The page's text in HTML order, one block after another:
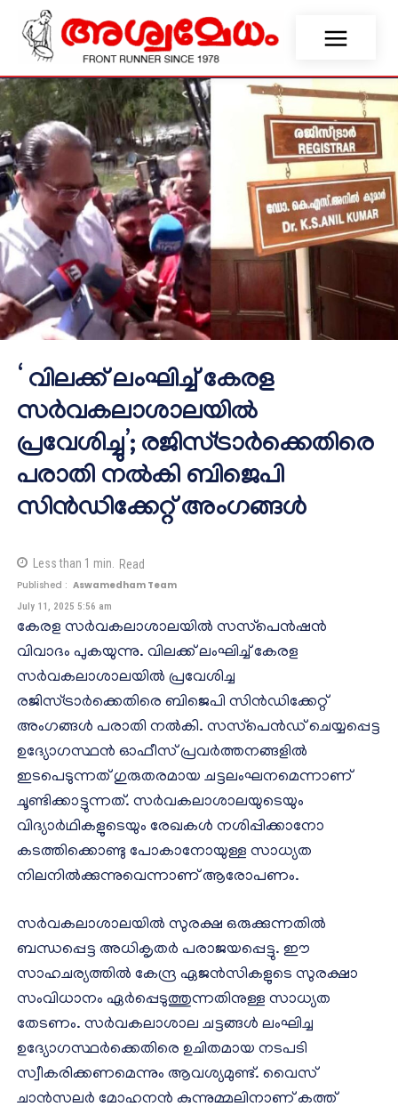
‘ വിലക്ക് ലംഘിച്ച് കേരള
സര്‍വകലാശാലയില്‍
പ്രവേശിച്ചു’; രജിസ്ട്രാര്‍ക്കെതിരെ
പരാതി നല്‍കി ബിജെപി
സിന്‍ഡിക്കേറ്റ് അംഗങ്ങള്‍
Less than 1 min. Read
Published : Aswamedham Team
July 11, 2025 5:56 am
കേരള സര്‍വകലാശാലയില്‍ സസ്‌പെന്‍ഷന്‍
വിവാദം പുകയുന്നു. വിലക്ക് ലംഘിച്ച് കേരള
സര്‍വകലാശാലയില്‍ പ്രവേശിച്ച
രജിസ്ട്രാര്‍ക്കെതിരെ ബിജെപി സിന്‍ഡിക്കേറ്റ്
അംഗങ്ങള്‍ പരാതി നല്‍കി. സസ്‌പെന്‍ഡ് ചെയ്യപ്പെട്ട
ഉദ്യോഗസ്ഥന്‍ ഓഫീസ് പ്രവര്‍ത്തനങ്ങളില്‍
ഇടപെടുന്നത് ഗുരുതരമായ ചട്ടലംഘനമെന്നാണ്
ചൂണ്ടിക്കാട്ടുന്നത്. സര്‍വകലാശാലയുടെയും
വിദ്യാര്‍ഥികളുടെയും രേഖകള്‍ നശിപ്പിക്കാനോ
കടത്തിക്കൊണ്ടു പോകാനോയുള്ള സാധ്യത
നിലനില്‍ക്കുന്നുവെന്നാണ് ആരോപണം.
സര്‍വകലാശാലയില്‍ സുരക്ഷ ഒരുക്കുന്നതില്‍
ബന്ധപ്പെട്ട അധികൃതര്‍ പരാജയപ്പെട്ടു. ഈ
സാഹചര്യത്തില്‍ കേന്ദ്ര ഏജന്‍സികളുടെ സുരക്ഷാ
സംവിധാനം ഏര്‍പ്പെടുത്തുന്നതിനുള്ള സാധ്യത
തേടണം. സര്‍വകലാശാല ചട്ടങ്ങള്‍ ലംഘിച്ച
ഉദ്യോഗസ്ഥര്‍ക്കെതിരെ ഉചിതമായ നടപടി
സ്വീകരിക്കണമെന്നും ആവശ്യമുണ്ട്. വൈസ്
ചാന്‍സലര്‍ മോഹനന്‍ കുന്നുമ്മലിനാണ് കത്ത്